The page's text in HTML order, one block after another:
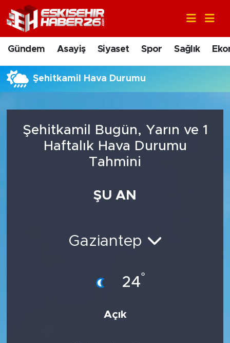
Gündem Asayiş Siyaset Spor Sağlık
Şehitkamil Hava Durumu
Şehitkamil Bugün, Yarın ve 1
Haftalık Hava Durumu
Tahmini
ŞU AN
Gaziantep
24°
Açık
Gündem
Asayiş
Siyaset
Sağlık
Nöbetçi Eczaneler
Hava Durumu
Trafik Durumu
Tüm Manşetler